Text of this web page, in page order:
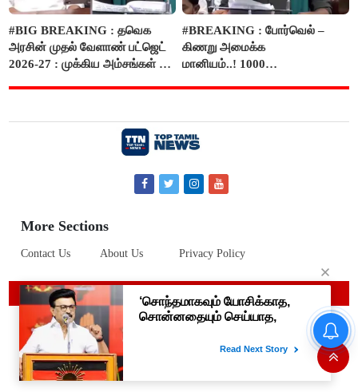
#BIG BREAKING : தவெக
அரசின் முதல் வேளாண் பட்ஜெட்
2026-27 : முக்கிய அம்சங்கள் ஓர்
#BREAKING : போர்வெல் –
கிணறு அமைக்க
மானியம்..! 1000
More Sections
Contact Us About Us Privacy Policy
© 2019 Top Tamil News
“LABEL, STICKER
பார்க்கிறேன்”-